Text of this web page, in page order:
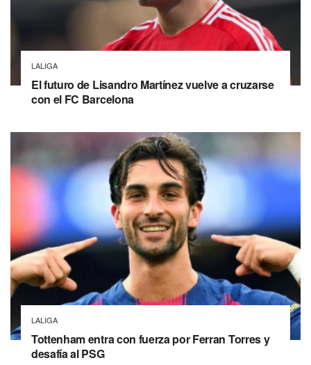
LALIGA
El futuro de Lisandro Martínez vuelve a cruzarse
con el FC Barcelona
LALIGA
Tottenham entra con fuerza por Ferran Torres y
desafía al PSG